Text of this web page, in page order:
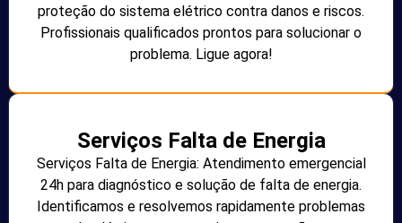
proteção do sistema elétrico contra danos e riscos.
Profissionais qualificados prontos para solucionar o
problema. Ligue agora!
Serviços Falta de Energia
Serviços Falta de Energia: Atendimento emergencial
24h para diagnóstico e solução de falta de energia.
Identificamos e resolvemos rapidamente problemas